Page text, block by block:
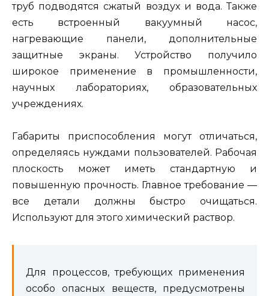
труб подводятся сжатый воздух и вода. Также
есть встроенный вакуумный насос,
нагревающие панели, дополнительные
защитные экраны. Устройство получило
широкое применение в промышленности,
научных лабораториях, образовательных
учреждениях.
Габариты приспособления могут отличаться,
определяясь нуждами пользователей. Рабочая
плоскость может иметь стандартную и
повышенную прочность. Главное требование —
все детали должны быстро очищаться.
Используют для этого химический раствор.
Для процессов, требующих применения
особо опасных веществ, предусмотрены